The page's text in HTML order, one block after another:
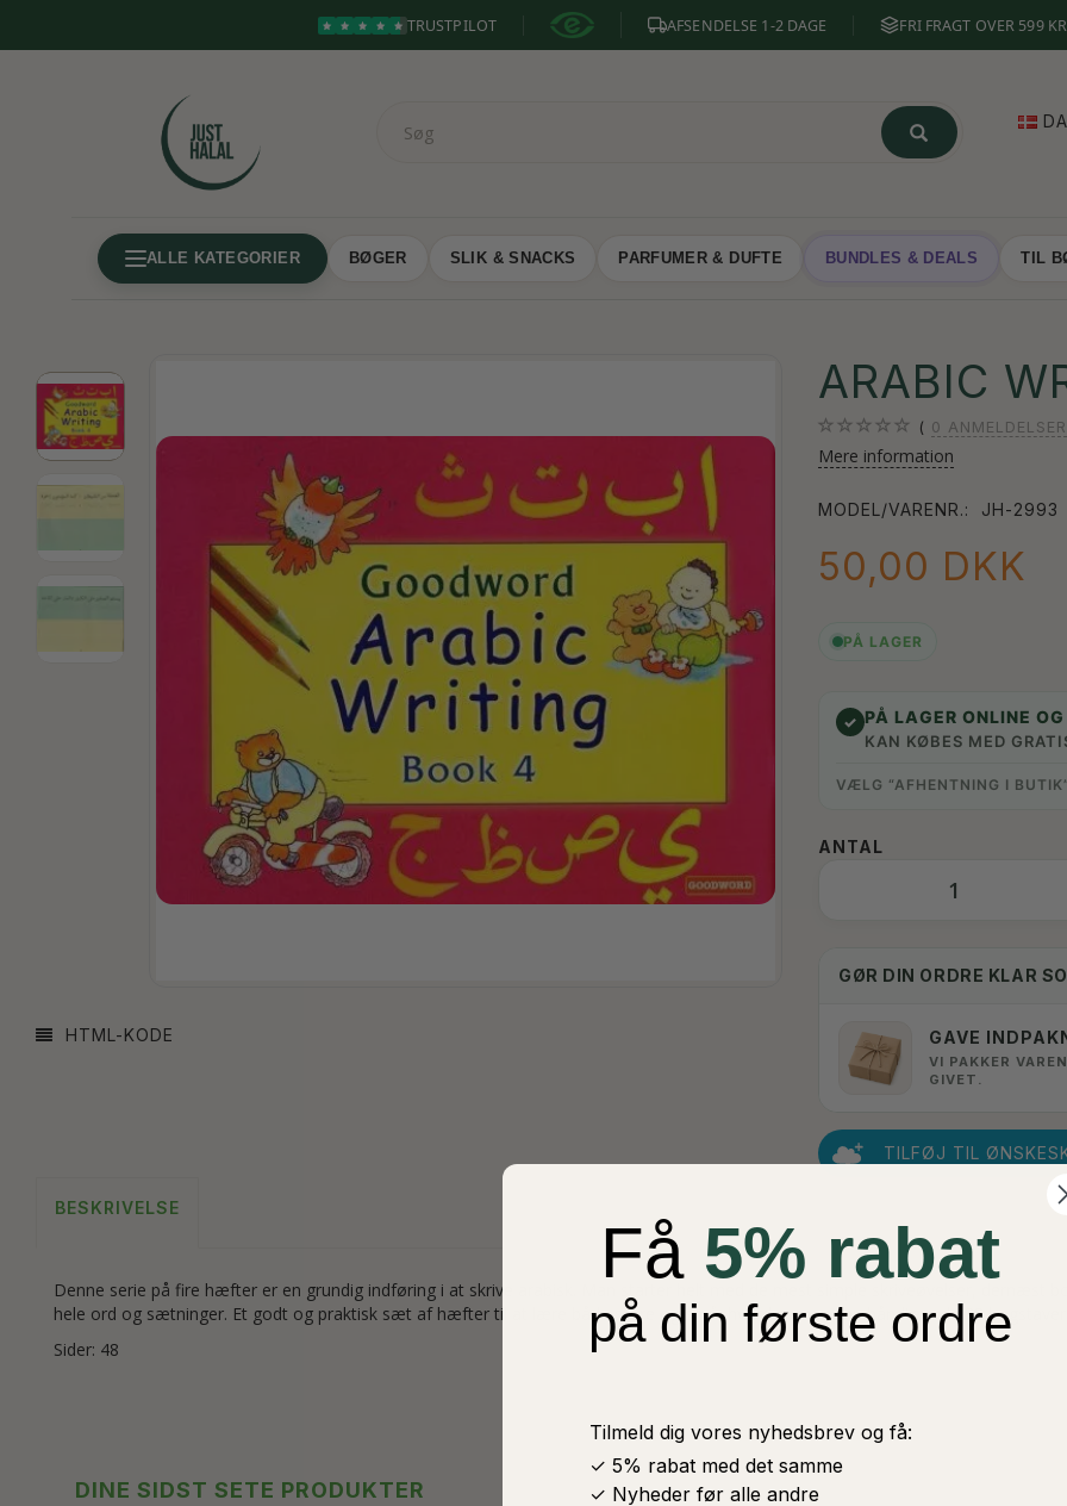
TRUSTPILOT AFSENDELSE 1-2 DAGE FRI FRAGT OVER 599
DA
ALLE KATEGORIER BØGER SLIK & SNACKS PARFUMER & DUFTE BUNDLES & DEALS TIL
HTML-KODE
ARABIC
0 ANMELDELSER
Mere information
MODEL/VARENR.: JH-2993
50,00 DKK
PÅ LAGER
✓ PÅ LAGER ONLINE
KAN KØBES MED
VÆLG “AFHENTNING I
ANTAL
GØR DIN ORDRE KLAR
GAVE
VI PAKKER
GIVET.
TILFØJ TIL
BESKRIVELSE
Denne serie på fire hæfter er en grundig indføring i at skrive arabisk. Man starter helt med de mest simple skriveøvelser, dernæst
hele ord og sætninger. Et godt og praktisk sæt af hæfter til at lære både store og små, hvordan man kan håndtere de 28
Sider: 48
DINE SIDST SETE PRODUKTER
Få 5% rabat
på din første ordre
Tilmeld dig vores nyhedsbrev og få:
✓ 5% rabat med det samme
✓ Nyheder før alle andre